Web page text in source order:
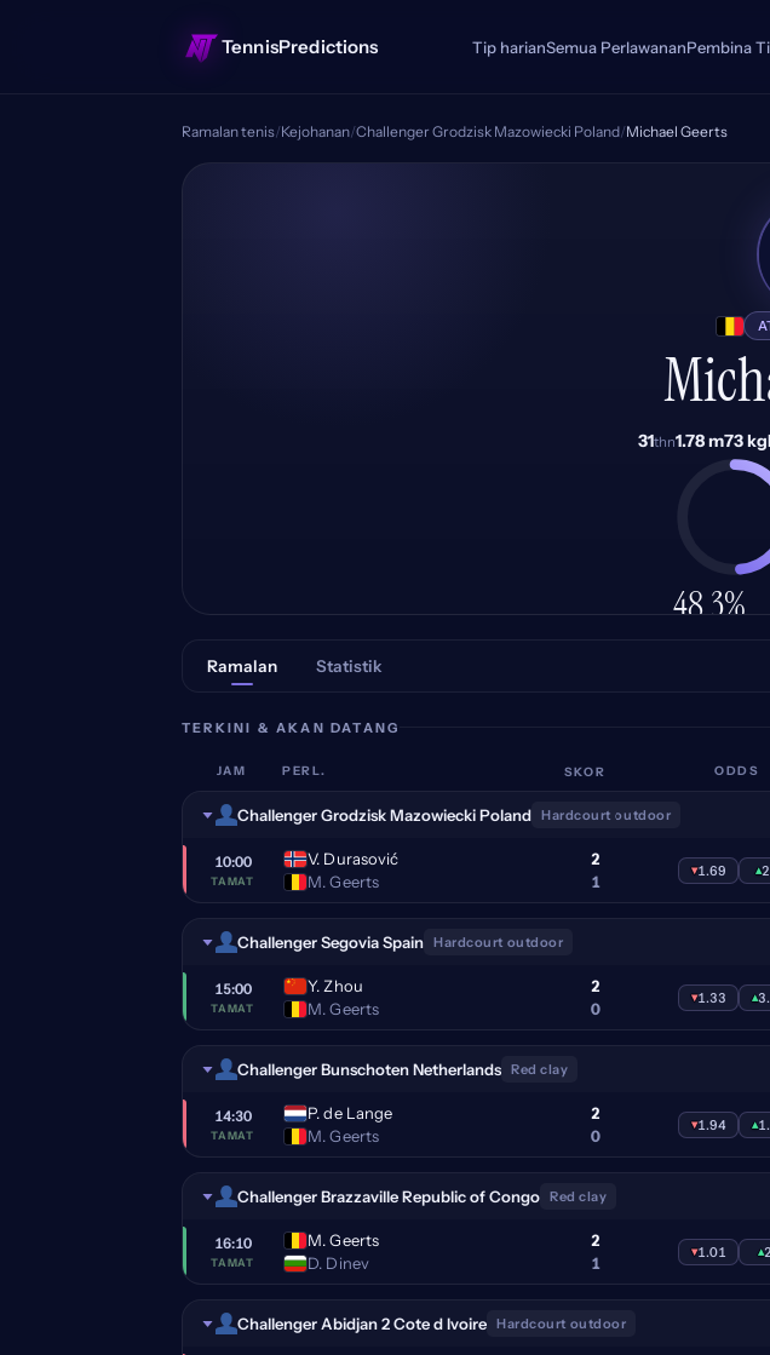
TennisPredictions Tip harianSemua PerlawananPembina
Ramalan tenis/Kejohanan/Challenger Grodzisk Mazowiecki Poland/Michael Geerts
31thn1.78 m73 kg
48.3%
Ramalan Statistik
TERKINI & AKAN DATANG
JAM PERL. SKOR ODDS
Challenger Grodzisk Mazowiecki Poland Hardcourt outdoor
10:00
TAMAT
V. Durasović
M. Geerts
2
1
▾1.69 ▴
Challenger Segovia Spain Hardcourt outdoor
15:00
TAMAT
Y. Zhou
M. Geerts
2
0
▾1.33 ▴
Challenger Bunschoten Netherlands Red clay
14:30
TAMAT
P. de Lange
M. Geerts
2
0
▾1.94 ▴
Challenger Brazzaville Republic of Congo Red clay
16:10
TAMAT
M. Geerts
D. Dinev
2
1
▾1.01 ▴
Challenger Abidjan 2 Cote d Ivoire Hardcourt outdoor